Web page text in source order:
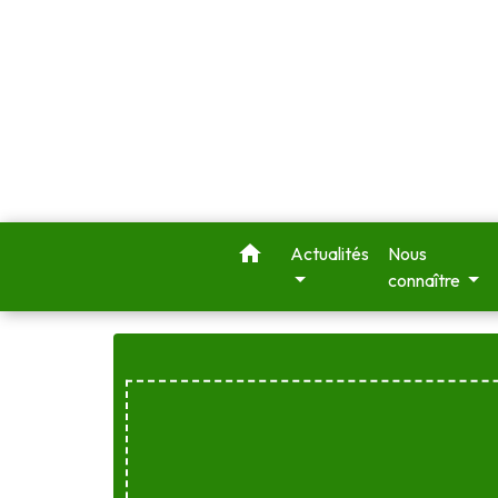
home Actualités
Nous
connaître